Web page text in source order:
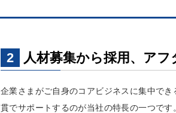
2 人材募集から採用、ア
企業さまがご自身のコアビジネスに集中でき
貫でサポートするのが当社の特長の一つです